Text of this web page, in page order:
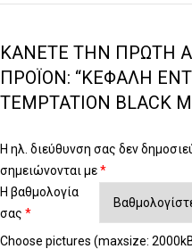
ΚΆΝΕΤΕ ΤΗΝ ΠΡΏΤΗ
ΠΡΟΪΌΝ: “ΚΕΦΑΛΉ
TEMPTATION BLACK
Η ηλ. διεύθυνση σας δεν
σημειώνονται με*
Η βαθμολογία
σας *
Choose pictures (maxsize: